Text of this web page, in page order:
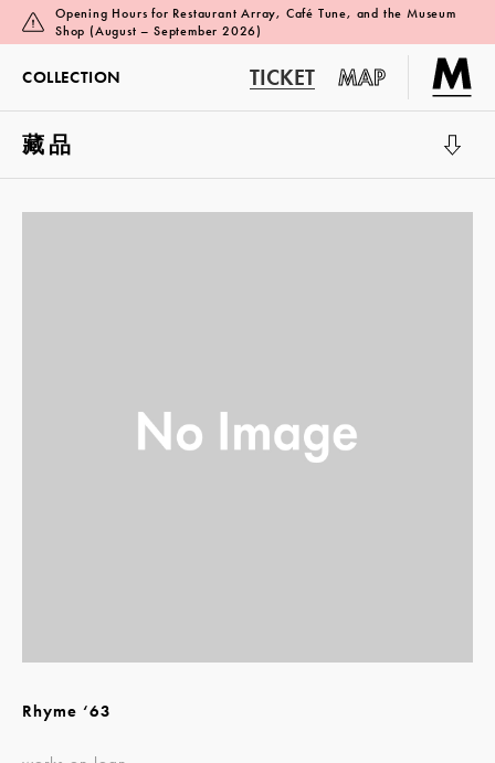
Opening Hours for Restaurant Array, Café Tune, and the Museum
Shop (August – September 2026)
COLLECTION TICKET MAP
藏品
Rhyme ‘63